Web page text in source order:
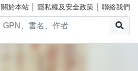
關於本站 隱私權及安全政策 聯絡我們